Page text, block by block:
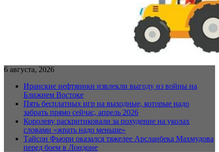
6 августа, 2026
Иранские нефтяники извлекли выгоду из войны на
Ближнем Востоке
Пять бесплатных игр на выходные, которые надо
забрать прямо сейчас, апрель 2026
Королеву раскритиковали за похудение на уколах
словами «жрать надо меньше»
Тайсон Фьюри оказался тяжелее Арсланбека Махмудова
перед боем в Лондоне